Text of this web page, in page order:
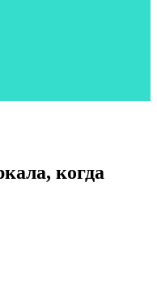
когда